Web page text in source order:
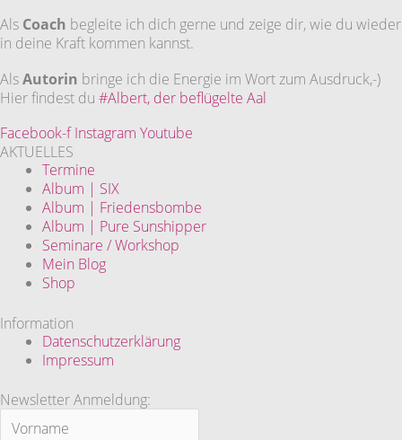
Als Coach begleite ich dich gerne und zeige dir, wie du wieder
in deine Kraft kommen kannst.
AlsAutorin bringe ich die Energie im Wort zum Ausdruck,-)
Hier findest du #Albert, der beflügelte Aal
Facebook-f Instagram Youtube
AKTUELLES
Termine
Album | SIX
Album | Friedensbombe
Album | Pure Sunshipper
Seminare / Workshop
Mein Blog
Shop
Information
Datenschutzerklärung
Impressum
Newsletter Anmeldung: